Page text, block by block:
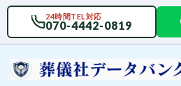
24時間TEL対応
070-4442-0819